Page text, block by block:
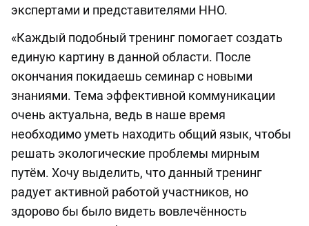
экспертами и представителями ННО.
«Каждый подобный тренинг помогает создать
единую картину в данной области. После
окончания покидаешь семинар с новыми
знаниями. Тема эффективной коммуникации
очень актуальна, ведь в наше время
необходимо уметь находить общий язык, чтобы
решать экологические проблемы мирным
путём. Хочу выделить, что данный тренинг
радует активной работой участников, но
здорово бы было видеть вовлечённость